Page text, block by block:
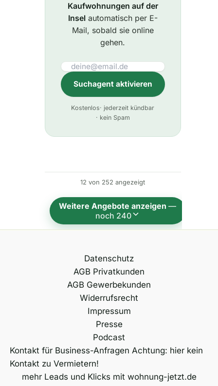
Kaufwohnungen auf der
Inselautomatisch per E-
Mail, sobald sie online
gehen.
Suchagent aktivieren
l
a
t
i
Kostenlos· jederzeit kündbar
· kein Spam
12 von 252 angezeigt
Weitere Angebote anzeigen—
noch 240
Datenschutz
AGB Privatkunden
AGB Gewerbekunden
Widerrufsrecht
Impressum
Presse
Podcast
Kontakt für Business-Anfragen Achtung: hier kein
Kontakt zu Vermietern!
mehr Leads und Klicks mit wohnung-jetzt.de